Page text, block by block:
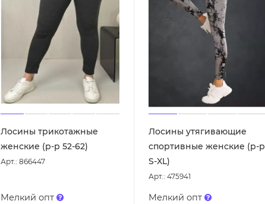
Лосины трикотажные
женские (р-р 52-62)
Арт.: 866447
Мелкий опт
Лосины утягивающие
спортивные женские (р-р
S-XL)
Арт.: 475941
Мелкий опт